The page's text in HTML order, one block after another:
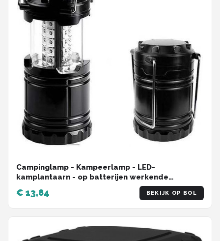
Campinglamp - Kampeerlamp - LED-
kamplantaarn - op batterijen werkende
vouwlampen - LED-tentlantaarn, lantaarn voor
kamperen, wandelen - draagbare
buitenlantaarn voor noodgevallen
€ 13,84 BEKIJK OP BOL